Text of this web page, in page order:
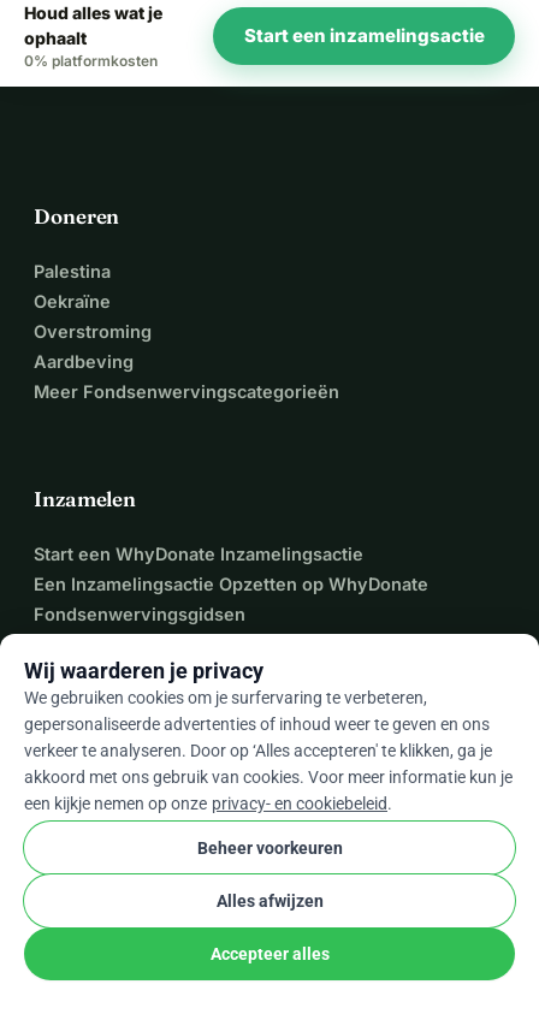
Houd alles wat je
ophaalt
0% platformkosten
Start een inzamelingsactie
Doneren
Palestina
Oekraïne
Overstroming
Aardbeving
Meer Fondsenwervingscategorieën
Inzamelen
Start een WhyDonate Inzamelingsactie
Een Inzamelingsactie Opzetten op WhyDonate
Fondsenwervingsgidsen
Waarom WhyDonate Vertrouwen
Platformfuncties
Wereldwijde Crowdfunding
Aangepaste Branding
QR-code en Betaalverzoeken
Teamfondsenwerving
Donatieformulier-plugin
Wij waarderen je privacy
We gebruiken cookies om je surfervaring te verbeteren,
gepersonaliseerde advertenties of inhoud weer te geven en ons
verkeer te analyseren. Door op ‘Alles accepteren' te klikken, ga je
akkoord met ons gebruik van cookies. Voor meer informatie kun je
een kijkje nemen op onze privacy- en cookiebeleid.
Beheer voorkeuren
Alles afwijzen
Accepteer alles